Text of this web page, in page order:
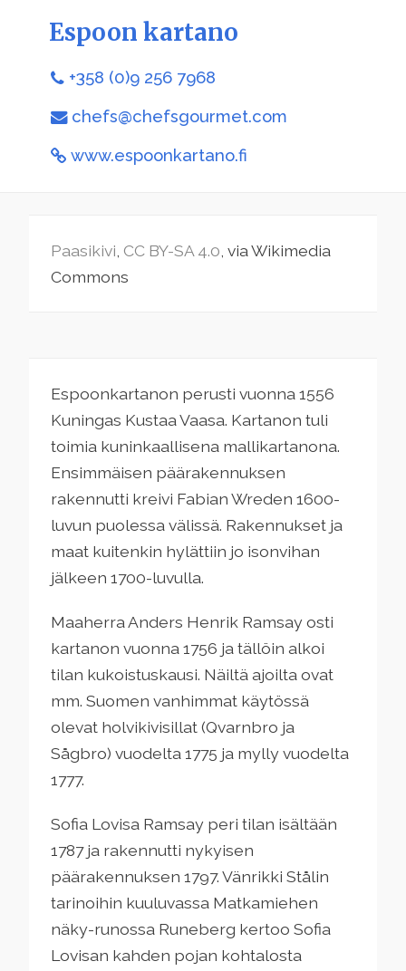
Espoon kartano
+358 (0)9 256 7968
chefs@chefsgourmet.com
www.espoonkartano.fi
Paasikivi CC BY-SA 4.0 , via Wikimedia
Commons
Espoonkartanon perusti vuonna 1556
Kuningas Kustaa Vaasa. Kartanon tuli
toimia kuninkaallisena mallikartanona.
Ensimmäisen päärakennuksen
rakennutti kreivi Fabian Wreden 1600-
luvun puolessa välissä. Rakennukset ja
maat kuitenkin hylättiin jo isonvihan
jälkeen 1700-luvulla.
Maaherra Anders Henrik Ramsay osti
kartanon vuonna 1756 ja tällöin alkoi
tilan kukoistuskausi. Näiltä ajoilta ovat
mm. Suomen vanhimmat käytössä
olevat holvikivisillat (Qvarnbro ja
Sågbro) vuodelta 1775 ja mylly vuodelta
1777.
Sofia Lovisa Ramsay peri tilan isältään
1787 ja rakennutti nykyisen
päärakennuksen 1797. Vänrikki Stålin
tarinoihin kuuluvassa Matkamiehen
näky-runossa Runeberg kertoo Sofia
Lovisan kahden pojan kohtalosta